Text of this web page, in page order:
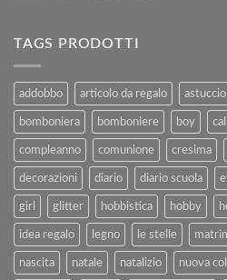
Rimborso
2025
TAGS PRODOTTI
addobbo articolo da regalo astuccio
bomboniera bomboniere boy
compleanno comunione cresima
decorazioni diario diario scuola
girl glitter hobbistica hobby
idea regalo legno le stelle
nascita natale natalizio nuova